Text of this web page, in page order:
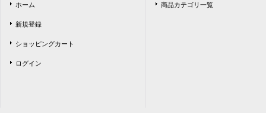
ホーム
新規登録
ショッピングカート
ログイン
商品カテゴリ一覧